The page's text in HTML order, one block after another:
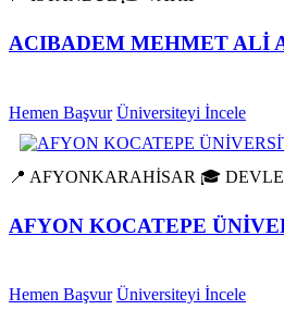
ACIBADEM MEHMET ALİ
Hemen Başvur Üniversiteyi İncele
📍 AFYONKARAHİSAR 🎓
AFYON KOCATEPE
Hemen Başvur Üniversiteyi İncele